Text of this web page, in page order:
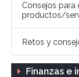
Consejos para
productos/
Retos y
Finanzas e